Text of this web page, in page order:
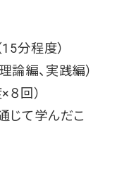
分程度）
編、実践編）
回）
じて学んだこ